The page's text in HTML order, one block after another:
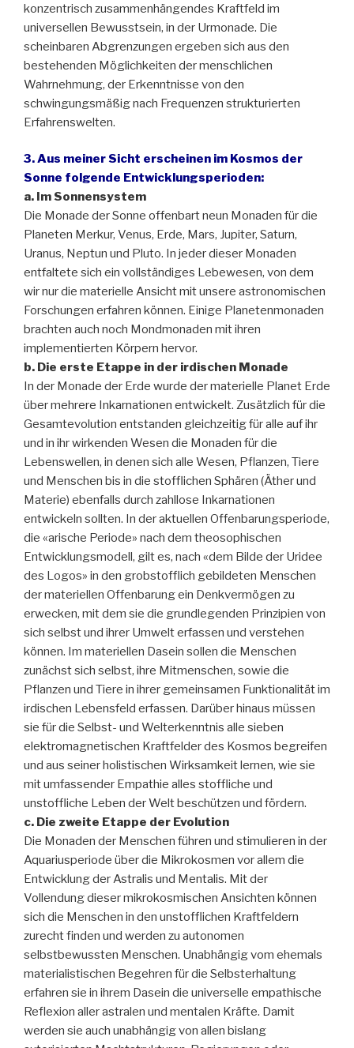
konzentrisch zusammenhängendes Kraftfeld im
universellen Bewusstsein, in der Urmonade. Die
scheinbaren Abgrenzungen ergeben sich aus den
bestehenden Möglichkeiten der menschlichen
Wahrnehmung, der Erkenntnisse von den
schwingungsmäßig nach Frequenzen strukturierten
Erfahrenswelten.
3. Aus meiner Sicht erscheinen im Kosmos der
Sonne folgende Entwicklungsperioden:
a. Im Sonnensystem
Die Monade der Sonne offenbart neun Monaden für die
Planeten Merkur, Venus, Erde, Mars, Jupiter, Saturn,
Uranus, Neptun und Pluto. In jeder dieser Monaden
entfaltete sich ein vollständiges Lebewesen, von dem
wir nur die materielle Ansicht mit unsere astronomischen
Forschungen erfahren können. Einige Planetenmonaden
brachten auch noch Mondmonaden mit ihren
implementierten Körpern hervor.
b. Die erste Etappe in der irdischen Monade
In der Monade der Erde wurde der materielle Planet Erde
über mehrere Inkarnationen entwickelt. Zusätzlich für die
Gesamtevolution entstanden gleichzeitig für alle auf ihr
und in ihr wirkenden Wesen die Monaden für die
Lebenswellen, in denen sich alle Wesen, Pflanzen, Tiere
und Menschen bis in die stofflichen Sphären (Äther und
Materie) ebenfalls durch zahllose Inkarnationen
entwickeln sollten. In der aktuellen Offenbarungsperiode,
die «arische Periode» nach dem theosophischen
Entwicklungsmodell, gilt es, nach «dem Bilde der Uridee
des Logos» in den grobstofflich gebildeten Menschen
der materiellen Offenbarung ein Denkvermögen zu
erwecken, mit dem sie die grundlegenden Prinzipien von
sich selbst und ihrer Umwelt erfassen und verstehen
können. Im materiellen Dasein sollen die Menschen
zunächst sich selbst, ihre Mitmenschen, sowie die
Pflanzen und Tiere in ihrer gemeinsamen Funktionalität im
irdischen Lebensfeld erfassen. Darüber hinaus müssen
sie für die Selbst- und Welterkenntnis alle sieben
elektromagnetischen Kraftfelder des Kosmos begreifen
und aus seiner holistischen Wirksamkeit lernen, wie sie
mit umfassender Empathie alles stoffliche und
unstoffliche Leben der Welt beschützen und fördern.
c. Die zweite Etappe der Evolution
Die Monaden der Menschen führen und stimulieren in der
Aquariusperiode über die Mikrokosmen vor allem die
Entwicklung der Astralis und Mentalis. Mit der
Vollendung dieser mikrokosmischen Ansichten können
sich die Menschen in den unstofflichen Kraftfeldern
zurecht finden und werden zu autonomen
selbstbewussten Menschen. Unabhängig vom ehemals
materialistischen Begehren für die Selbsterhaltung
erfahren sie in ihrem Dasein die universelle empathische
Reflexion aller astralen und mentalen Kräfte. Damit
werden sie auch unabhängig von allen bislang